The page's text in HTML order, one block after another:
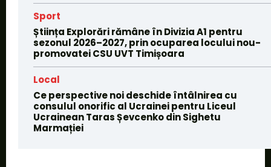
Sport
Știința Explorări rămâne în Divizia A1 pentru
sezonul 2026–2027, prin ocuparea locului nou-
promovatei CSU UVT Timișoara
Local
Ce perspective noi deschide întâlnirea cu
consulul onorific al Ucrainei pentru Liceul
Ucrainean Taras Șevcenko din Sighetu
Marmației